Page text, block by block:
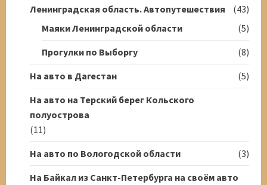
Ленинградская область. Автопутешествия
(43)
Маяки Ленинградской области
(5)
Прогулки по Выборгу
(8)
На авто в Дагестан
(5)
На авто на Терский берег Кольского
полуострова
(11)
На авто по Вологодской области
(3)
На Байкал из Санкт-Петербурга на своём авто